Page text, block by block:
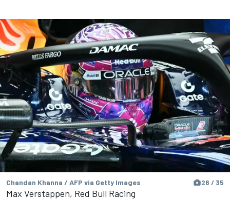
Chandan Khanna / AFP via Getty Images 26 / 35
Max Verstappen, Red Bull Racing